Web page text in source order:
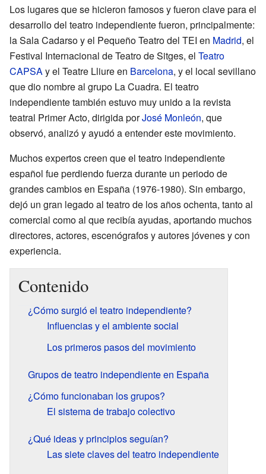
Los lugares que se hicieron famosos y fueron clave para el
desarrollo del teatro independiente fueron, principalmente:
la Sala Cadarso y el Pequeño Teatro del TEI en Madrid, el
Festival Internacional de Teatro de Sitges, el Teatro
CAPSAy el Teatre Lliure en Barcelona, y el local sevillano
que dio nombre al grupo La Cuadra. El teatro
independiente también estuvo muy unido a la revista
teatral Primer Acto, dirigida porJosé Monleón, que
observó, analizó y ayudó a entender este movimiento.
Muchos expertos creen que el teatro independiente
español fue perdiendo fuerza durante un periodo de
grandes cambios en España (1976-1980). Sin embargo,
dejó un gran legado al teatro de los años ochenta, tanto al
comercial como al que recibía ayudas, aportando muchos
directores, actores, escenógrafos y autores jóvenes y con
experiencia.
Contenido
¿Cómo surgió el teatro independiente?
Influencias y el ambiente social
Los primeros pasos del movimiento
Grupos de teatro independiente en España
¿Cómo funcionaban los grupos?
El sistema de trabajo colectivo
¿Qué ideas y principios seguían?
Las siete claves del teatro independiente